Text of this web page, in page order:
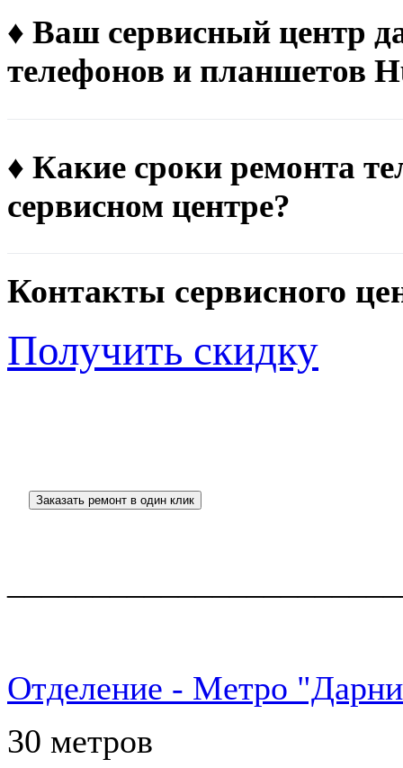
♦ Ваш сервисный центр
телефонов и планшетов
♦ Какие сроки ремонта
сервисном центре?
Контакты сервисного
Получить скидку
Отделение - Метро
30 метров